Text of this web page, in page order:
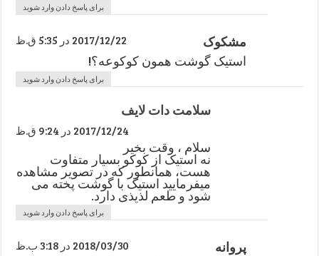
برای پاسخ دادن وارد شوید
مشکوک 2017/12/22 در 5:35 ق.ظ
استیک گوشت همون کوکوعه؟!
برای پاسخ دادن وارد شوید
سلامت دات لایف
2017/12/24 در 9:24 ق.ظ
سلام ، وقت بخیر
نه استیک از کوکو بسیار متفاوت
هست، همانطور که در تصویر مشاهده
میفرمایید استیک با گوشت پخته می
شود و طعم لذیذی دارد.
برای پاسخ دادن وارد شوید
پروانه 2018/03/30 در 3:18 ب.ظ